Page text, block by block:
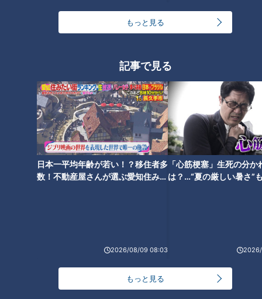
もっと見る
記事で見る
日本一平均年齢が若い！？移住者多
数！不動産屋さんが選ぶ愛知住みた
2026/08/09 08:03
「心筋梗塞」生死の分か
は？…“夏の厳しい暑さ”
もっと見る
様魚鱗癬を知っている安心感と
化師様魚鱗癬との闘い～
ピエロと呼ばれた息子
番組紹介
ドキュメンタリー
（月～金 午後3時49分から午後7時 愛知・岐阜・三重で放送）